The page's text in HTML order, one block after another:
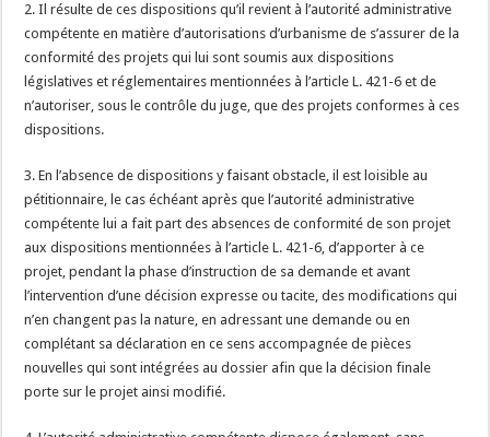
2. Il résulte de ces dispositions qu’il revient à l’autorité administrative
compétente en matière d’autorisations d’urbanisme de s’assurer de la
conformité des projets qui lui sont soumis aux dispositions
législatives et réglementaires mentionnées à l’article L. 421-6 et de
n’autoriser, sous le contrôle du juge, que des projets conformes à ces
dispositions.
3. En l’absence de dispositions y faisant obstacle, il est loisible au
pétitionnaire, le cas échéant après que l’autorité administrative
compétente lui a fait part des absences de conformité de son projet
aux dispositions mentionnées à l’article L. 421-6, d’apporter à ce
projet, pendant la phase d’instruction de sa demande et avant
l’intervention d’une décision expresse ou tacite, des modifications qui
n’en changent pas la nature, en adressant une demande ou en
complétant sa déclaration en ce sens accompagnée de pièces
nouvelles qui sont intégrées au dossier afin que la décision finale
porte sur le projet ainsi modifié.